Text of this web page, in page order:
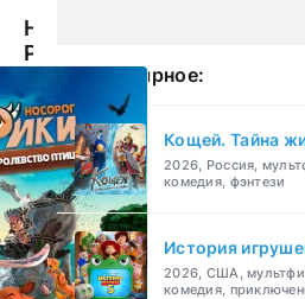
Носорог
Рики:
Королевство
Птиц
(2024)
Популярное:
Кощей. Тайна
2026, Россия,
комедия, фэнтези
История
2026, США,
комедия,